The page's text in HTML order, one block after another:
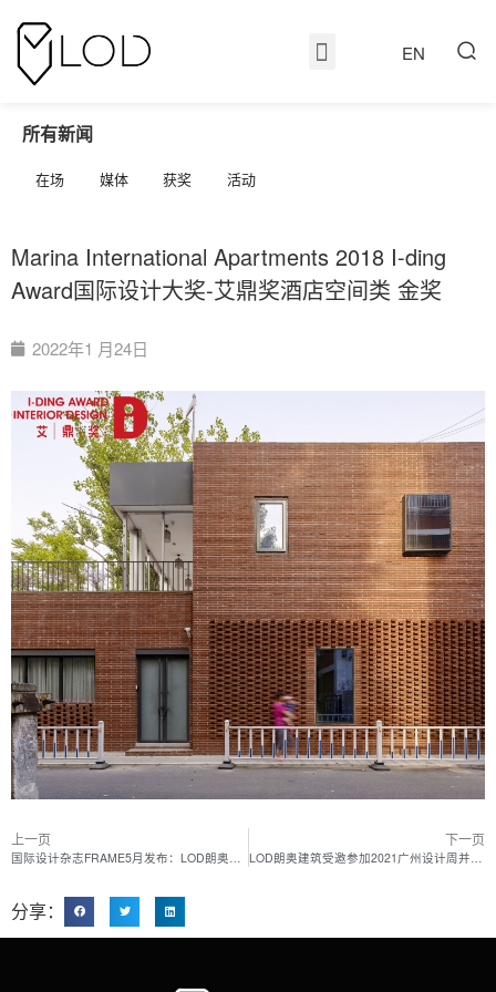
EN
所有新闻
在场 媒体 获奖 活动
Marina International Apartments 2018 I-ding
Award国际设计大奖-艾鼎奖酒店空间类 金奖
2022年1 月24日
上一页
国际设计杂志FRAME5月发布：LOD朗奥建筑2021年度 LYF杭州中城汇项目
下一页
LOD朗奥建筑受邀参加2021广州设计周并主持IAF锋建筑节 “对话 -构筑未来多维复合社区”主题论坛-云端直播
分享：